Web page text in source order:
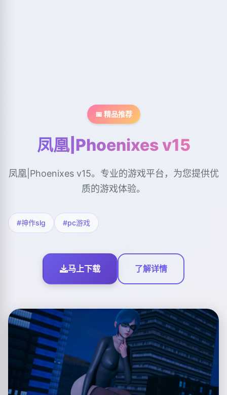
📅 精品推荐
凤凰|Phoenixes v15
凤凰|Phoenixes v15。专业的游戏平台，为您提供优
质的游戏体验。
#神作slg #pc游戏
马上下载 了解详情